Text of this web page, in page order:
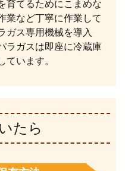
育てるためにこまめな
業など丁寧に作業して
ガス専用機械を導入
ラガスは即座に冷蔵庫
ています。
たら